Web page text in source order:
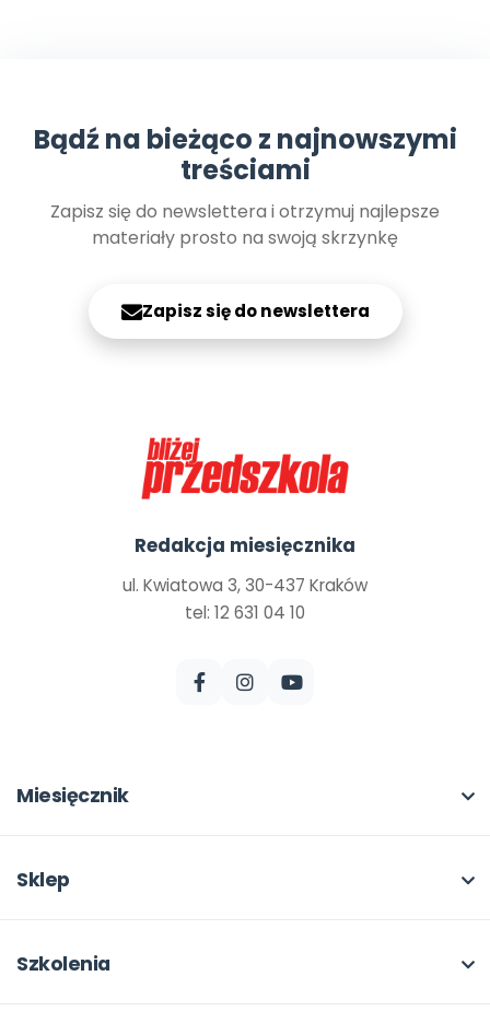
Bądź na bieżąco z najnowszymi
treściami
Zapisz się do newslettera i otrzymuj najlepsze
materiały prosto na swoją skrzynkę
Zapisz się do newslettera
Redakcja miesięcznika
ul. Kwiatowa 3, 30-437 Kraków
tel: 12 631 04 10
Miesięcznik
W numerze
Pomoce dydaktyczne
Sklep
Moje zakupy
Szkolenia